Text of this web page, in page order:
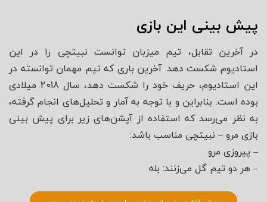
پیش بینی این بازی
در آخرین تقابل، تیم میزبان توانست نبیتچی را در این
استادیوم شکست دهد. آخرین باری که تیم مهمان توانسته در
این استادیوم، حریف خود را شکست دهد، سال 2018 میلادی
بوده است. بنابراین و با توجه به آمار و تحلیل‌های انجام گرفته،
به نظر می‌رسد که استفاده از آپشن‌های زیر برای پیش بینی
بازی مرو – نبیتچی مناسب باشد:
– پیروزی مرو
– هر دو تیم گل می‌زنند: بله